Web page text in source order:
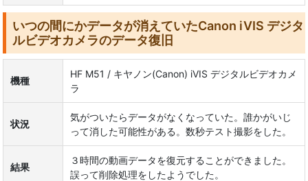
いつの間にかデータが消えていたCanon iVIS デジタ
ルビデオカメラのデータ復旧
機種
HF M51 / キヤノン(Canon) iVIS デジタルビデオカメ
ラ
状況
気がついたらデータがなくなっていた。誰かがいじ
って消した可能性がある。数秒テスト撮影をした。
結果
３時間の動画データを復元することができました。
誤って削除処理をしたようでした。